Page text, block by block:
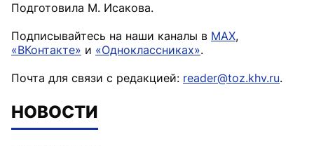
Подготовила М. Исакова.
Подписывайтесь на наши каналы в MAX,
«ВКонтакте» и «Одноклассниках».
Почта для связи с редакцией: reader@toz.khv.ru.
НОВОСТИ